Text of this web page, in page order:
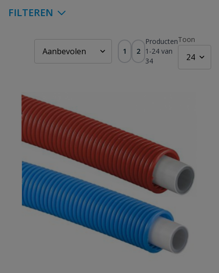
FILTEREN
Producten
1 -24 van
34
1 2
Toon